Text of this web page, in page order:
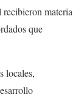
materia
que
locales,